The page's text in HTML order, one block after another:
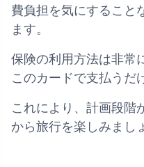
費負担を気にすること
ます。
保険の利用方法は非常
このカードで支払うだ
これにより、計画段階
から旅行を楽しみまし